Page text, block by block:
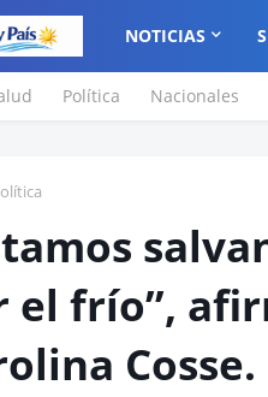
NOTICIAS
Política Nacionales
el frío”,
Cosse.